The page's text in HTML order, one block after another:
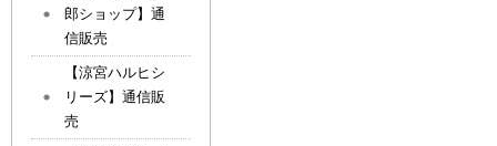
郎ショップ】通
信販売
【涼宮ハルヒシ
リーズ】通信販
売